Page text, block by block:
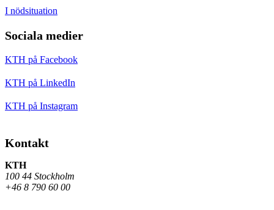
I nödsituation
Sociala medier
KTH på Facebook
KTH på LinkedIn
KTH på Instagram
Kontakt
KTH
100 44 Stockholm
+46 8 790 60 00